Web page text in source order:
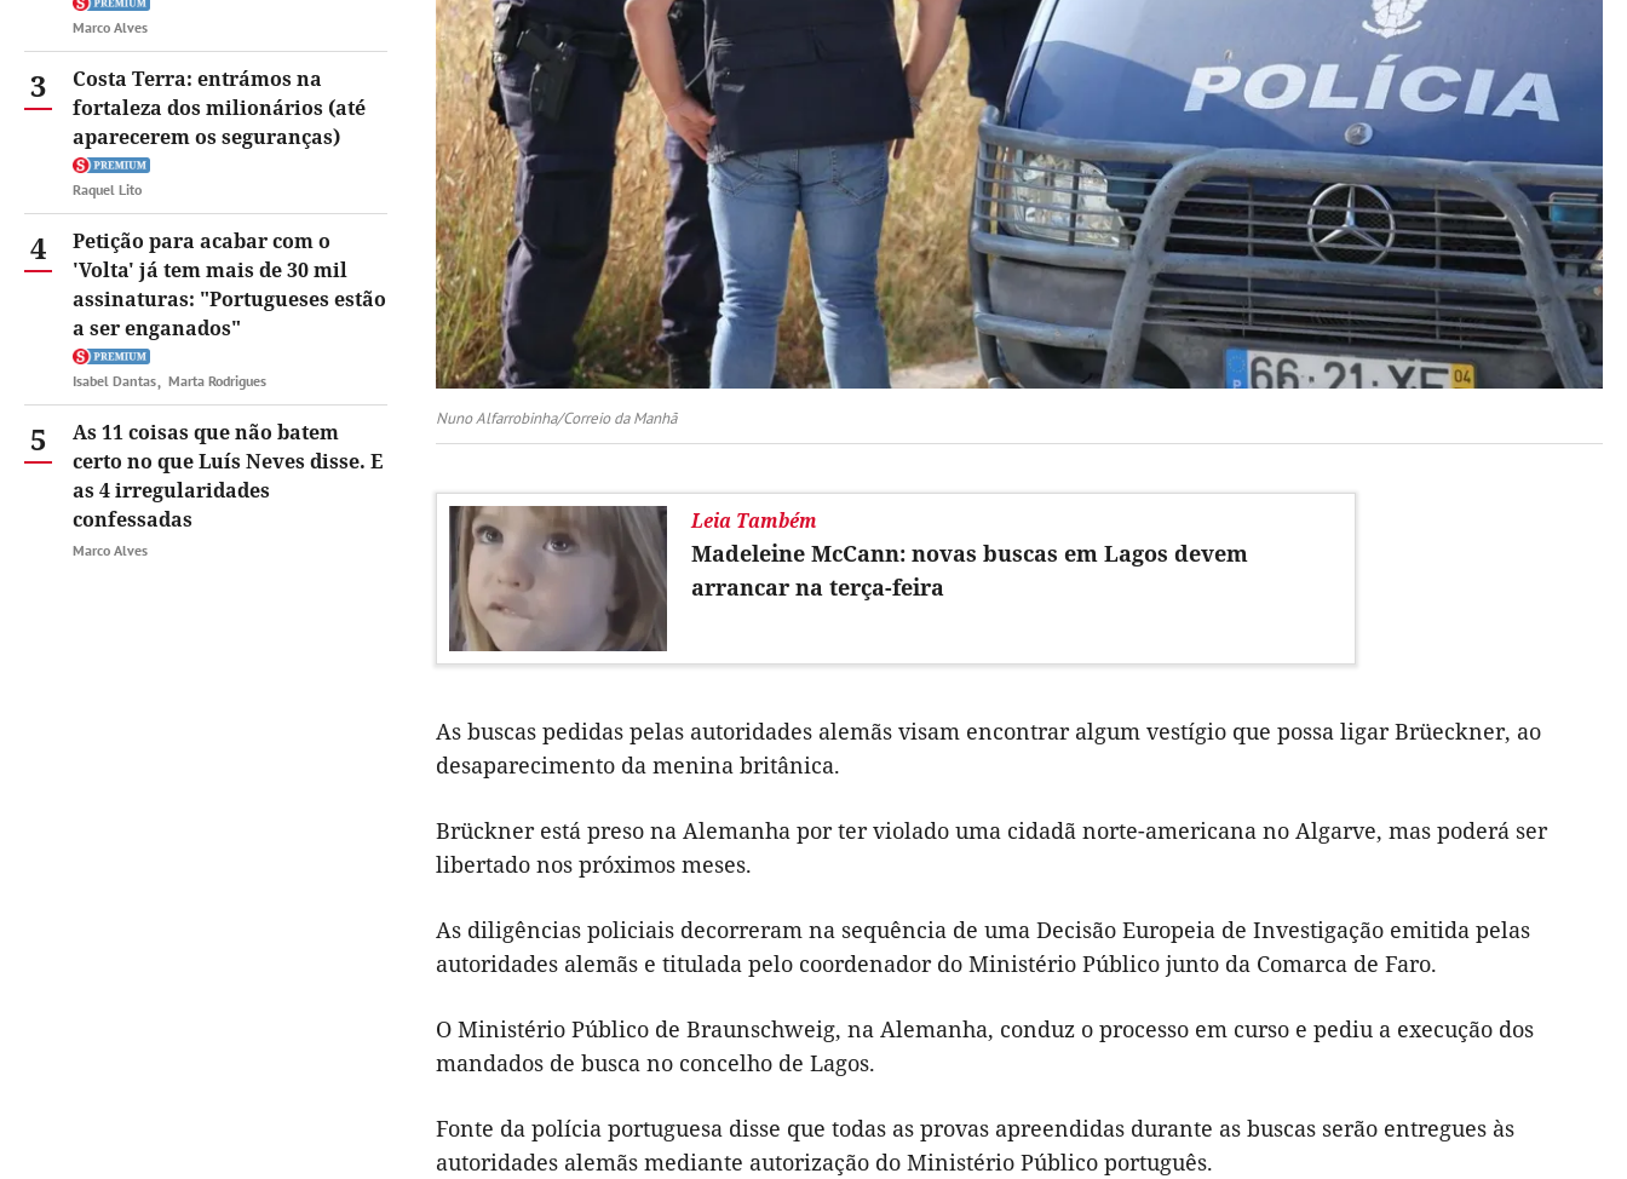
Marco Alves
3
Costa Terra: entrámos na
fortaleza dos milionários (até
aparecerem os seguranças)
Raquel Lito
4
Petição para acabar com o
'Volta' já tem mais de 30 mil
assinaturas: "Portugueses estão
a ser enganados"
Isabel Dantas Marta Rodrigues
5
As 11 coisas que não batem
certo no que Luís Neves disse. E
as 4 irregularidades
confessadas
Marco Alves
Nuno Alfarrobinha/Correio da Manhã
Leia Também
Madeleine McCann: novas buscas em Lagos devem
arrancar na terça-feira
As buscas pedidas pelas autoridades alemãs visam encontrar algum vestígio que possa ligar Brüeckner, ao
desaparecimento da menina britânica.
Brückner está preso na Alemanha por ter violado uma cidadã norte-americana no Algarve, mas poderá ser
libertado nos próximos meses.
As diligências policiais decorreram na sequência de uma Decisão Europeia de Investigação emitida pelas
autoridades alemãs e titulada pelo coordenador do Ministério Público junto da Comarca de Faro.
O Ministério Público de Braunschweig, na Alemanha, conduz o processo em curso e pediu a execução dos
mandados de busca no concelho de Lagos.
Fonte da polícia portuguesa disse que todas as provas apreendidas durante as buscas serão entregues às
autoridades alemãs mediante autorização do Ministério Público português.